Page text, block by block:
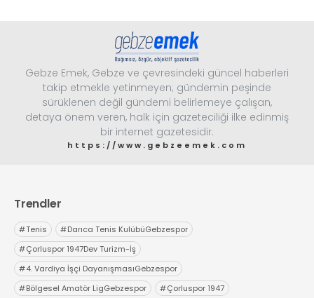
Gebze Emek, Gebze ve çevresindeki güncel haberleri
takip etmekle yetinmeyen; gündemin peşinde
sürüklenen değil gündemi belirlemeye çalışan,
detaya önem veren, halk için gazeteciliği ilke edinmiş
bir internet gazetesidir.
https://www.gebzeemek.com
Trendler
#Tenis #Darıca Tenis KulübüGebzespor
#Çorluspor 1947Dev Turizm-İş
#4. Vardiya İşçi DayanışmasıGebzespor
#Bölgesel Amatör LigGebzespor #Çorluspor 1947